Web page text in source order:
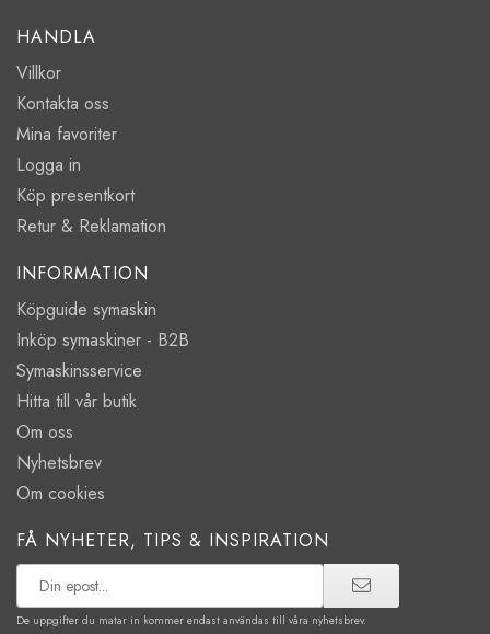
HANDLA
Villkor
Kontakta oss
Mina favoriter
Logga in
Köp presentkort
Retur & Reklamation
INFORMATION
Köpguide symaskin
Inköp symaskiner - B2B
Symaskinsservice
Hitta till vår butik
Om oss
Nyhetsbrev
Om cookies
FÅ NYHETER, TIPS & INSPIRATION
De uppgifter du matar in kommer endast användas till våra nyhetsbrev.